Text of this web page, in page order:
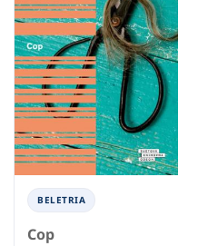
BELETRIA
Cop